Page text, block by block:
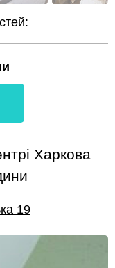
Харкова
19